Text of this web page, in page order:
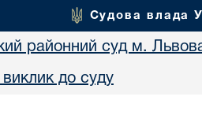
Судова влада
районний суд м.
до суду